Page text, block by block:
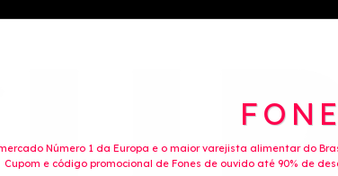
Número 1 da Europa e o maior varejista alimentar do
Cupom e código promocional de Fones de ouvido até 90% de